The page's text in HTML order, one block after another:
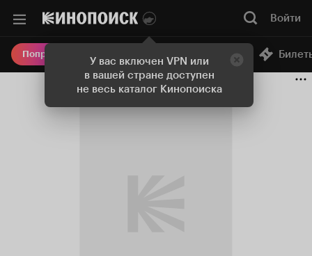
У вас включен VPN или
в вашей стране доступен
не весь каталог Кинопоиска
Войти
Попробовать Плюс Онлайн-кинотеатр